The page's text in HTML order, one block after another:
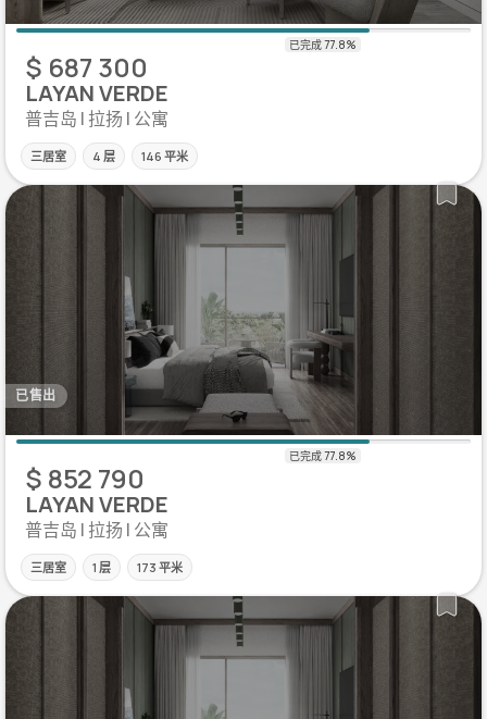
$ 687 300
LAYAN VERDE
普吉岛 | 拉扬 | 公寓
三居室 4 层 146 平米
已售出
$ 852 790
LAYAN VERDE
普吉岛 | 拉扬 | 公寓
三居室 1 层 173 平米